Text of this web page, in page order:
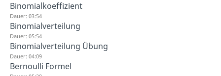
Binomialkoeffizient
Dauer: 03:54
Binomialverteilung
Dauer: 05:54
Binomialverteilung Übung
Dauer: 04:09
Bernoulli Formel